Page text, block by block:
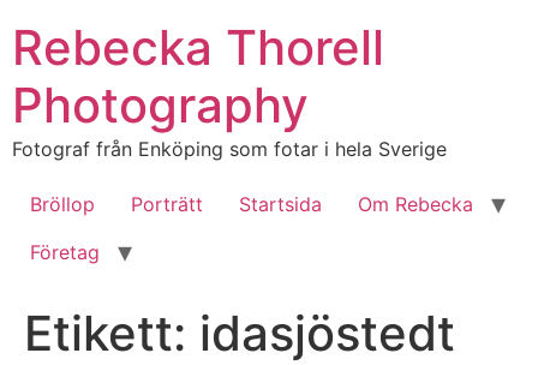
till
innehåll
Rebecka Thorell
Photography
Fotograf från Enköping som fotar i hela Sverige
Bröllop Porträtt Startsida
Om Rebecka
Företag
Etikett: idasjöstedt